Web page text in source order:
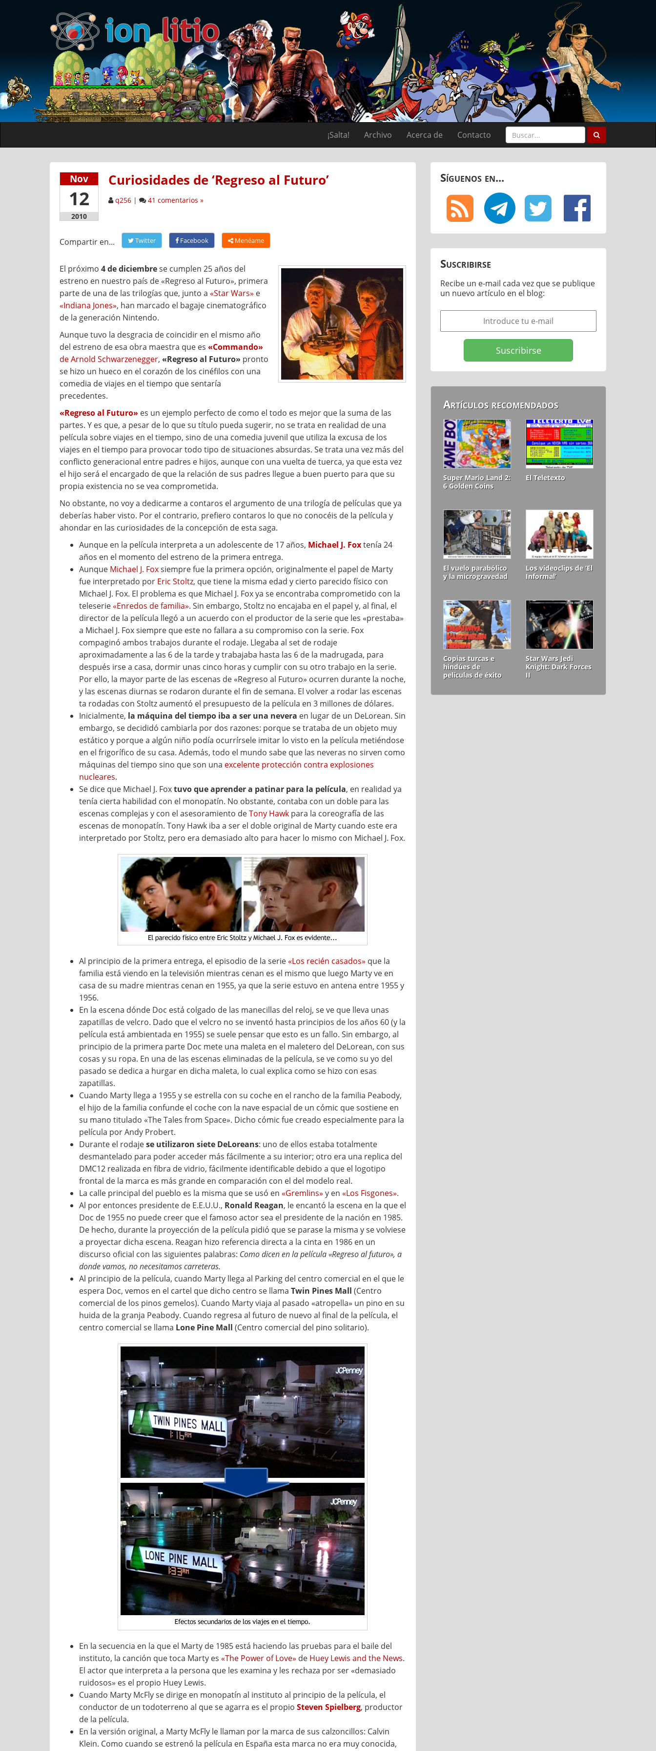
¡Salta! Archivo Acerca de Contacto
Nov
12
2010
Curiosidades de ‘Regreso al Futuro’
q256 | 41 comentarios »
Compartir en... Twitter Facebook Menéame
El próximo 4 de diciembrese cumplen 25 años del
estreno en nuestro país de «Regreso al Futuro», primera
parte de una de las trilogías que, junto a «Star Wars» e
«Indiana Jones», han marcado el bagaje cinematográfico
de la generación Nintendo.
Aunque tuvo la desgracia de coincidir en el mismo año
del estreno de esa obra maestra que es «Commando»
de Arnold Schwarzenegger, «Regreso al Futuro» pronto
se hizo un hueco en el corazón de los cinéfilos con una
comedia de viajes en el tiempo que sentaría
precedentes.
«Regreso al Futuro» es un ejemplo perfecto de como el todo es mejor que la suma de las
partes. Y es que, a pesar de lo que su título pueda sugerir, no se trata en realidad de una
película sobre viajes en el tiempo, sino de una comedia juvenil que utiliza la excusa de los
viajes en el tiempo para provocar todo tipo de situaciones absurdas. Se trata una vez más del
conflicto generacional entre padres e hijos, aunque con una vuelta de tuerca, ya que esta vez
el hijo será el encargado de que la relación de sus padres llegue a buen puerto para que su
propia existencia no se vea comprometida.
No obstante, no voy a dedicarme a contaros el argumento de una trilogía de películas que ya
deberías haber visto. Por el contrario, prefiero contaros lo que no conocéis de la película y
ahondar en las curiosidades de la concepción de esta saga.
Aunque en la película interpreta a un adolescente de 17 años, Michael J. Foxtenía 24
años en el momento del estreno de la primera entrega.
Aunque Michael J. Foxsiempre fue la primera opción, originalmente el papel de Marty
fue interpretado por Eric Stoltz, que tiene la misma edad y cierto parecido físico con
Michael J. Fox. El problema es que Michael J. Fox ya se encontraba comprometido con la
teleserie«Enredos de familia». Sin embargo, Stoltz no encajaba en el papel y, al final, el
director de la película llegó a un acuerdo con el productor de la serie que les «prestaba»
a Michael J. Fox siempre que este no fallara a su compromiso con la serie. Fox
compaginó ambos trabajos durante el rodaje. Llegaba al set de rodaje
aproximadamente a las 6 de la tarde y trabajaba hasta las 6 de la madrugada, para
después irse a casa, dormir unas cinco horas y cumplir con su otro trabajo en la serie.
Por ello, la mayor parte de las escenas de «Regreso al Futuro» ocurren durante la noche,
y las escenas diurnas se rodaron durante el fin de semana. El volver a rodar las escenas
ta rodadas con Stoltz aumentó el presupuesto de la película en 3 millones de dólares.
Inicialmente, la máquina del tiempo iba a ser una nevera en lugar de un DeLorean. Sin
embargo, se decididó cambiarla por dos razones: porque se trataba de un objeto muy
estático y porque a algún niño podía ocurrírsele imitar lo visto en la película metiéndose
en el frigorífico de su casa. Además, todo el mundo sabe que las neveras no sirven como
máquinas del tiempo sino que son una excelente protección contra explosiones
nucleares.
Se dice que Michael J. Foxtuvo que aprender a patinar para la película, en realidad ya
tenía cierta habilidad con el monopatín. No obstante, contaba con un doble para las
escenas complejas y con el asesoramiento deTony Hawk para la coreografía de las
escenas de monopatín. Tony Hawk iba a ser el doble original de Marty cuando este era
interpretado por Stoltz, pero era demasiado alto para hacer lo mismo con Michael J. Fox.
Al principio de la primera entrega, el episodio de la serie«Los recién casados» que la
familia está viendo en la televisión mientras cenan es el mismo que luego Marty ve en
casa de su madre mientras cenan en 1955, ya que la serie estuvo en antena entre 1955 y
1956.
En la escena dónde Doc está colgado de las manecillas del reloj, se ve que lleva unas
zapatillas de velcro. Dado que el velcro no se inventó hasta principios de los años 60 (y la
película está ambientada en 1955) se suele pensar que esto es un fallo. Sin embargo, al
principio de la primera parte Doc mete una maleta en el maletero del DeLorean, con sus
cosas y su ropa. En una de las escenas eliminadas de la película, se ve como su yo del
pasado se dedica a hurgar en dicha maleta, lo cual explica como se hizo con esas
zapatillas.
Cuando Marty llega a 1955 y se estrella con su coche en el rancho de la familia Peabody,
el hijo de la familia confunde el coche con la nave espacial de un cómic que sostiene en
su mano titulado «The Tales from Space». Dicho cómic fue creado especialmente para la
película por Andy Probert.
Durante el rodajese utilizaron siete DeLoreans: uno de ellos estaba totalmente
desmantelado para poder acceder más fácilmente a su interior; otro era una replica del
DMC12 realizada en fibra de vidrio, fácilmente identificable debido a que el logotipo
frontal de la marca es más grande en comparación con el del modelo real.
La calle principal del pueblo es la misma que se usó en «Gremlins» y en «Los Fisgones».
Al por entonces presidente de E.E.U.U., Ronald Reagan, le encantó la escena en la que el
Doc de 1955 no puede creer que el famoso actor sea el presidente de la nación en 1985.
De hecho, durante la proyección de la película pidió que se parase la misma y se volviese
a proyectar dicha escena. Reagan hizo referencia directa a la cinta en 1986 en un
discurso oficial con las siguientes palabras: Como dicen en la película «Regreso al futuro», a
donde vamos, no necesitamos carreteras.
Al principio de la película, cuando Marty llega al Parking del centro comercial en el que le
espera Doc, vemos en el cartel que dicho centro se llama Twin Pines Mall (Centro
comercial de los pinos gemelos). Cuando Marty viaja al pasado «atropella» un pino en su
huida de la granja Peabody. Cuando regresa al futuro de nuevo al final de la película, el
centro comercial se llama Lone Pine Mall (Centro comercial del pino solitario).
En la secuencia en la que el Marty de 1985 está haciendo las pruebas para el baile del
instituto, la canción que toca Marty es «The Power of Love» de Huey Lewis and the News.
El actor que interpreta a la persona que les examina y les rechaza por ser «demasiado
ruidosos» es el propio Huey Lewis.
Cuando Marty McFly se dirige en monopatín al instituto al principio de la película, el
conductor de un todoterreno al que se agarra es el propio Steven Spielberg, productor
de la película.
En la versión original, a Marty McFly le llaman por la marca de sus calzoncillos: Calvin
Klein. Como cuando se estrenó la película en España esta marca no era muy conocida,
Síguenos en...
Suscribirse
Recibe un e-mail cada vez que se publique
un nuevo artículo en el blog:
Artículos recomendados
Super Mario Land 2:
6 Golden Coins
El Teletexto
El vuelo parabólico
y la microgravedad
Los videoclips de ‘El
Informal’
Copias turcas e
hindúes de
películas de éxito
Star Wars Jedi
Knight: Dark Forces
II